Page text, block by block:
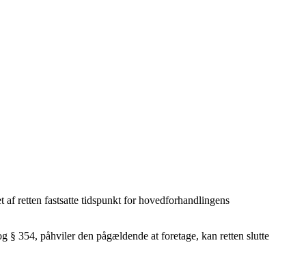
af retten fastsatte tidspunkt for hovedforhandlingens
§ 354, påhviler den pågældende at foretage, kan retten slutte